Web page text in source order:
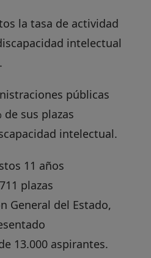
la tasa de actividad
intelectual
públicas
de sus plazas
intelectual.
11 años
plazas
General del Estado,
13.000 aspirantes.